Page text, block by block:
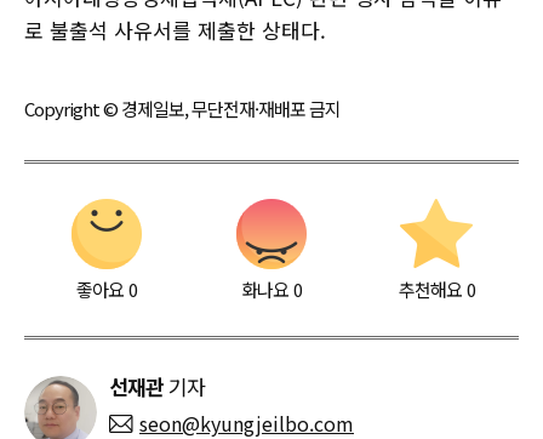
로 불출석 사유서를 제출한 상태다.
Copyright © 경제일보, 무단전재·재배포 금지
좋아요0 화나요0 추천해요 0
선재관 기자
seon@kyungjeilbo.com